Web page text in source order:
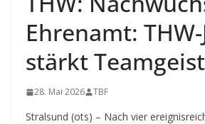
Ehrenamt:
stärkt Teamgeist
28. Mai 2026 TBF
Stralsund (ots) – Nach vier